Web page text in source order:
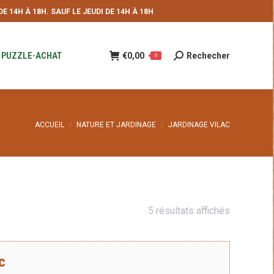
14H À 18H. SAUF LE JEUDI DE 14H À 18H
PUZZLE-ACHAT €0,00 0
Recherche
Rechecher
Vous êtes ici :
ACCUEIL NATURE ET JARDINAGE JARDINAGE VILAC
5 résultats affichés
plus
récent
: